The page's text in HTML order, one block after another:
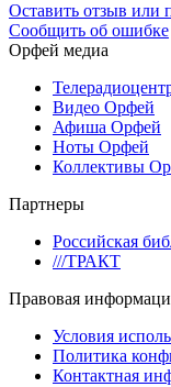
Оставить отзыв или
Сообщить об ошибке
Орфей медиа
Видео Орфей
Афиша Орфей
Ноты Орфей
Коллективы
Партнеры
Российская
///ТРАКТ
Правовая
Условия
Политика
Контактная